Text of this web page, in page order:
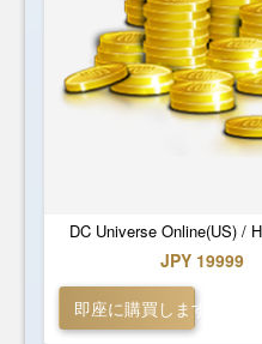
DC Universe Online(US) /
JPY 19999
即座に購買します